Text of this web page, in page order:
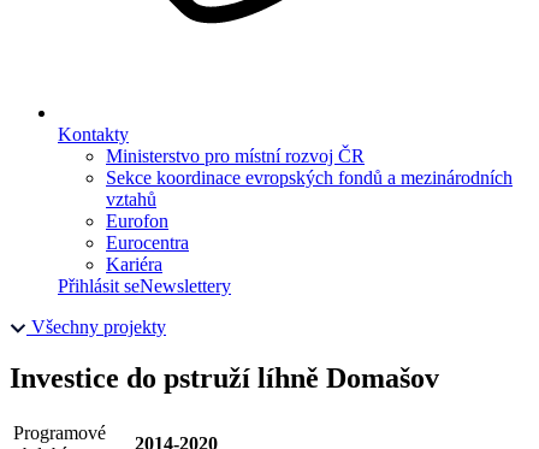
Kontakty
Ministerstvo pro místní rozvoj ČR
Sekce koordinace evropských fondů a mezinárodních
vztahů
Eurofon
Eurocentra
Kariéra
Přihlásit seNewslettery
Všechny projekty
Investice do pstruží líhně Domašov
Programové
2014-2020